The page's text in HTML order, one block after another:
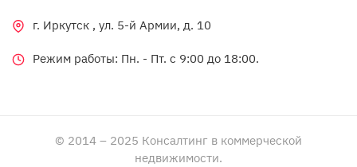
г. Иркутск , ул. 5-й Армии, д. 10
Режим работы: Пн. - Пт. c 9:00 до 18:00.
© 2014 – 2025 Консалтинг в коммерческой
недвижимости.